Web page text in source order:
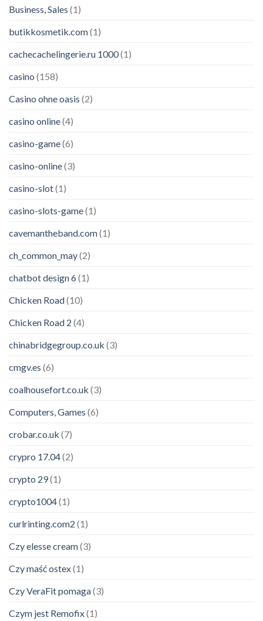
Business, Sales (1)
butikkosmetik.com(1)
cachecachelingerie.ru 1000(1)
casino (158)
Casino ohne oasis (2)
casino online(4)
casino-game(6)
casino-online(3)
casino-slot(1)
casino-slots-game(1)
cavemantheband.com(1)
ch_common_may(2)
chatbot design 6(1)
Chicken Road(10)
Chicken Road 2 (4)
chinabridgegroup.co.uk (3)
cmgv.es (6)
coalhousefort.co.uk (3)
Computers, Games (6)
crobar.co.uk (7)
crypro 17.04(2)
crypto 29(1)
crypto1004(1)
curlrinting.com2 (1)
Czy elesse cream(3)
Czy maść ostex(1)
Czy VeraFit pomaga(3)
Czym jest Remofix(1)